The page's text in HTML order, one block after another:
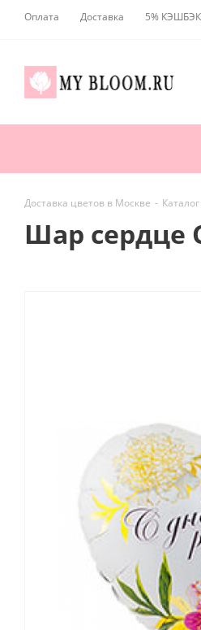
Оплата Доставка 5% КЭШБЭК
Доставка цветов в Москве - Каталог
Шар сердце